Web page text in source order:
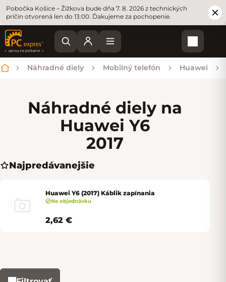
Pobočka Košice – Žižkova bude dňa 7. 8. 2026 z technických
príčin otvorená len do 13:00. Ďakujeme za pochopenie.
Domov
Náhradné diely Mobilný telefón Huawei
Náhradné diely na
Huawei Y6
2017
Najpredávanejšie
Huawei Y6 (2017) Káblik zapínania
Na objednávku
2,62 €